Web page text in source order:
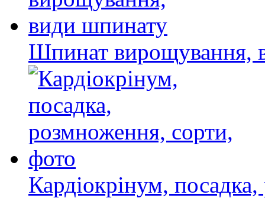
Шпинат вирощування,
Кардіокрінум,